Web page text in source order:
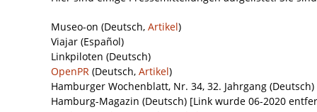
Museo-on (Deutsch, Artikel)
Viajar (Español)
Linkpiloten (Deutsch)
OpenPR (Deutsch, Artikel)
Hamburger Wochenblatt, Nr. 34, 32. Jahrgang (Deutsch)
Hamburg-Magazin (Deutsch) [Link wurde 06-2020